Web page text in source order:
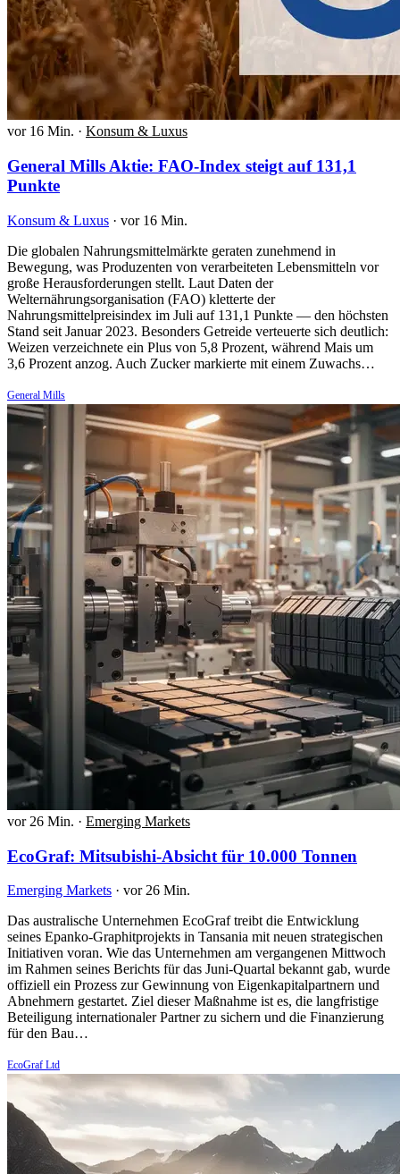
vor 16 Min. · Konsum & Luxus
General Mills Aktie: FAO-Index steigt auf 131,1
Punkte
Konsum & Luxus · vor 16 Min.
Die globalen Nahrungsmittelmärkte geraten zunehmend in
Bewegung, was Produzenten von verarbeiteten Lebensmitteln vor
große Herausforderungen stellt. Laut Daten der
Welternährungsorganisation (FAO) kletterte der
Nahrungsmittelpreisindex im Juli auf 131,1 Punkte — den höchsten
Stand seit Januar 2023. Besonders Getreide verteuerte sich deutlich:
Weizen verzeichnete ein Plus von 5,8 Prozent, während Mais um
3,6 Prozent anzog. Auch Zucker markierte mit einem Zuwachs…
General Mills
vor 26 Min. · Emerging Markets
EcoGraf: Mitsubishi-Absicht für 10.000 Tonnen
Emerging Markets · vor 26 Min.
Das australische Unternehmen EcoGraf treibt die Entwicklung
seines Epanko-Graphitprojekts in Tansania mit neuen strategischen
Initiativen voran. Wie das Unternehmen am vergangenen Mittwoch
im Rahmen seines Berichts für das Juni-Quartal bekannt gab, wurde
offiziell ein Prozess zur Gewinnung von Eigenkapitalpartnern und
Abnehmern gestartet. Ziel dieser Maßnahme ist es, die langfristige
Beteiligung internationaler Partner zu sichern und die Finanzierung
für den Bau…
EcoGraf Ltd